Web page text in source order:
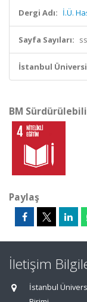
Dergi Adı: İ.Ü.
Sayfa Sayıları:
İstanbul
BM
Paylaş
İletişim
İstanbul